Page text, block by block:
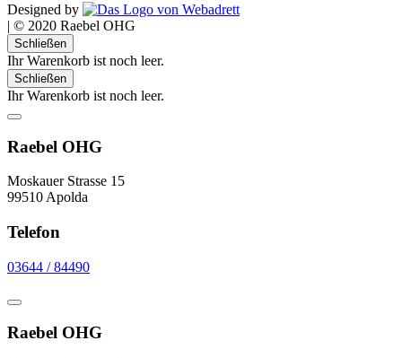
Designed by
| © 2020 Raebel OHG
Schließen
Ihr Warenkorb ist noch leer.
Schließen
Ihr Warenkorb ist noch leer.
Raebel OHG
Moskauer Strasse 15
99510 Apolda
Telefon
03644 / 84490
Raebel OHG